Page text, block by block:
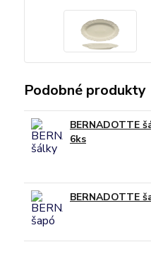
Podobné produkty
BERNADOTTE
6ks
BERNADOTTE